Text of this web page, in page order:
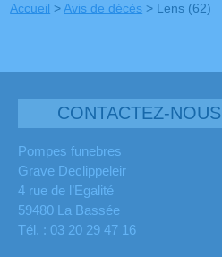
Accueil >Avis de décès > Lens (62)
CONTACTEZ-NOUS
Pompes funebres
Grave Declippeleir
4 rue de l’Egalité
59480 La Bassée
Tél. : 03 20 29 47 16